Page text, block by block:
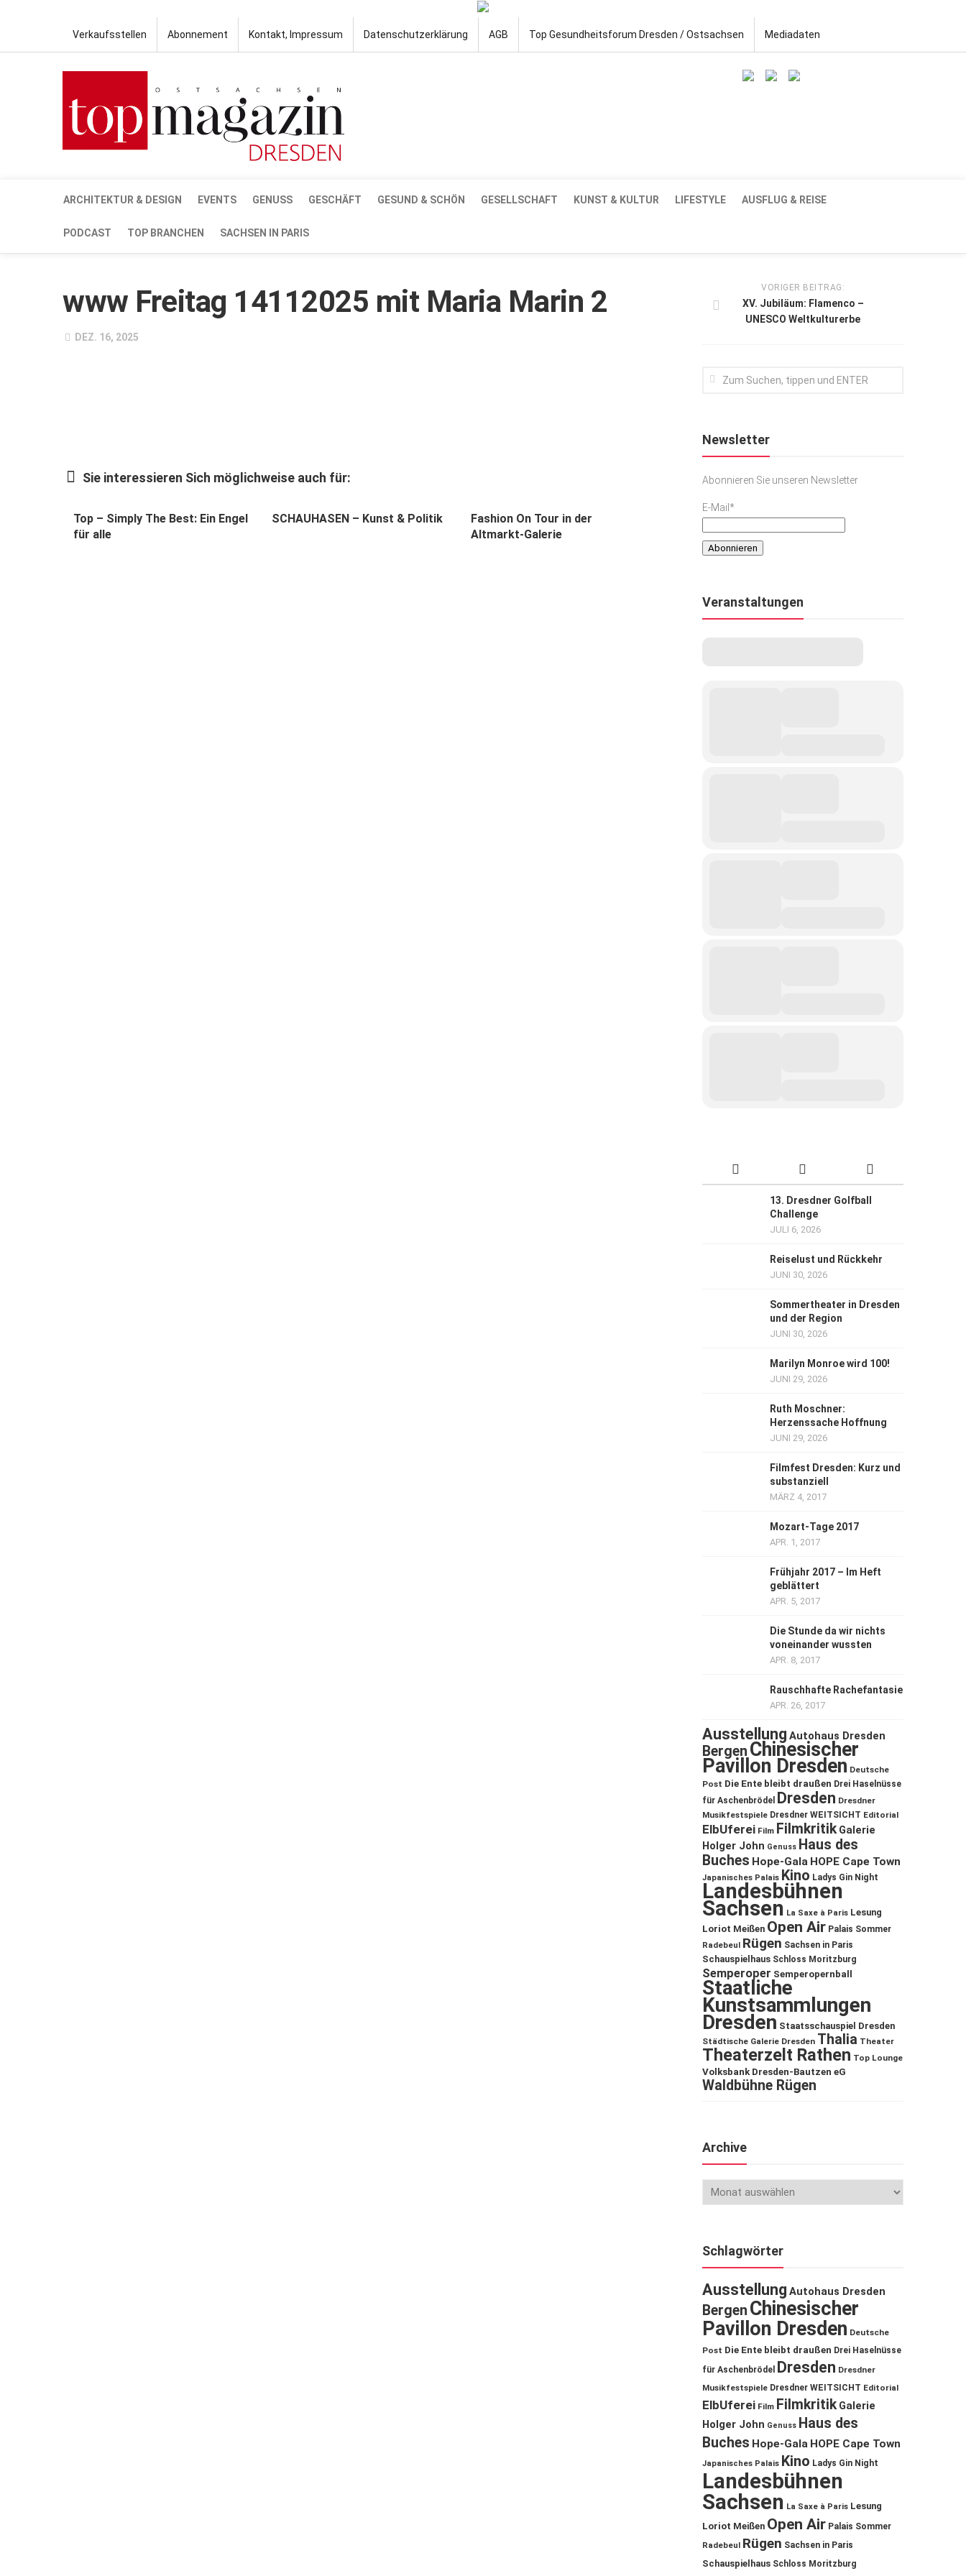
Verkaufsstellen Abonnement Kontakt, Impressum Datenschutzerklärung AGB Top Gesundheitsforum Dresden / Ostsachsen Mediadaten
ARCHITEKTUR & DESIGN EVENTS GENUSS GESCHÄFT GESUND & SCHÖN GESELLSCHAFT KUNST & KULTUR LIFESTYLE AUSFLUG & REISE
PODCAST TOP BRANCHEN SACHSEN IN PARIS
www Freitag 14112025 mit Maria Marin 2
DEZ. 16, 2025
Sie interessieren Sich möglichweise auch für:
Top – Simply The Best: Ein Engel
für alle
SCHAUHASEN – Kunst & Politik
Fashion On Tour in der
Altmarkt-Galerie
VORIGER BEITRAG:
XV. Jubiläum: Flamenco –
UNESCO Weltkulturerbe
Newsletter
Abonnieren Sie unseren Newsletter
E-Mail*
Veranstaltungen
13. Dresdner Golfball
Challenge
JULI 6, 2026
Reiselust und Rückkehr
JUNI 30, 2026
Sommertheater in Dresden
und der Region
JUNI 30, 2026
Marilyn Monroe wird 100!
JUNI 29, 2026
Ruth Moschner:
Herzenssache Hoffnung
JUNI 29, 2026
Filmfest Dresden: Kurz und
substanziell
MÄRZ 4, 2017
Mozart-Tage 2017
APR. 1, 2017
Frühjahr 2017 – Im Heft
geblättert
APR. 5, 2017
Die Stunde da wir nichts
voneinander wussten
APR. 8, 2017
Rauschhafte Rachefantasie
APR. 26, 2017
Ausstellung Autohaus Dresden
Bergen Chinesischer
Pavillon Dresden Deutsche
Post Die Ente bleibt draußen Drei Haselnüsse
für Aschenbrödel
Dresden Dresdner
Musikfestspiele Dresdner WEITSICHT Editorial
ElbUferei Film Filmkritik Galerie
Holger John Genuss Haus des
Buches Hope-Gala HOPE Cape Town
Japanisches Palais Kino Ladys Gin Night
Landesbühnen
Sachsen La Saxe à Paris Lesung
Loriot Meißen Open Air Palais Sommer
Radebeul Rügen Sachsen in Paris
Schauspielhaus Schloss Moritzburg
Semperoper Semperopernball
Staatliche
Kunstsammlungen
Dresden Staatsschauspiel Dresden
Städtische Galerie Dresden Thalia Theater
Theaterzelt Rathen Top Lounge
Volksbank Dresden-Bautzen eG
Waldbühne Rügen
Archive
Schlagwörter
Ausstellung Autohaus Dresden
Bergen Chinesischer
Pavillon Dresden Deutsche
Post Die Ente bleibt draußen Drei Haselnüsse
für Aschenbrödel
Dresden Dresdner
Musikfestspiele Dresdner WEITSICHT Editorial
ElbUferei Film Filmkritik Galerie
Holger John Genuss Haus des
Buches Hope-Gala HOPE Cape Town
Japanisches Palais Kino Ladys Gin Night
Landesbühnen
Sachsen La Saxe à Paris Lesung
Loriot Meißen Open Air Palais Sommer
Radebeul Rügen Sachsen in Paris
Schauspielhaus Schloss Moritzburg